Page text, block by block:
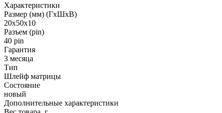
Характеристики
Размер (мм) (ГхШхВ)
20x50x10
Разъем (pin)
40 pin
Гарантия
3 месяца
Тип
Шлейф матрицы
Состояние
новый
Дополнительные характеристики